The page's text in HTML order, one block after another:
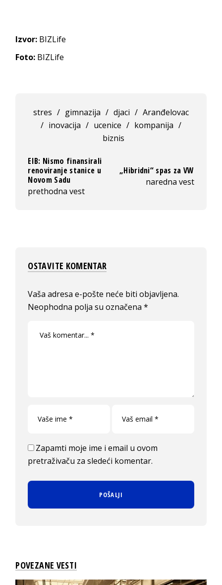
Izvor: BIZLife
Foto: BIZLife
stres / gimnazija / djaci / Aranđelovac
/ inovacija / ucenice / kompanija /
biznis
EIB: Nismo finansirali
renoviranje stanice u
Novom Sadu
prethodna vest
„Hibridni“ spas za VW
naredna vest
OSTAVITE KOMENTAR
Vaša adresa e-pošte neće biti objavljena.
Neophodna polja su označena*
Zapamti moje ime i email u ovom
pretraživaču za sledeći komentar.
POVEZANE VESTI